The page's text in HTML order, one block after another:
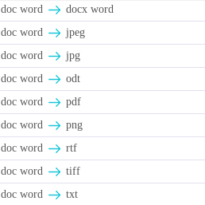
doc word
docx word
doc word
jpeg
doc word
jpg
doc word
odt
doc word
pdf
doc word
png
doc word
rtf
doc word
tiff
doc word
txt